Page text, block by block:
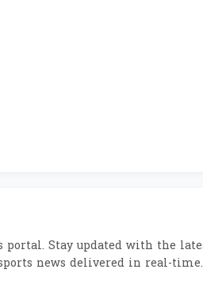
portal. Stay updated with the
news delivered in real-time.